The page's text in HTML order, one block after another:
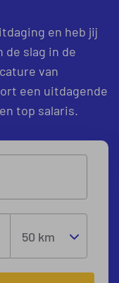
en heb jij
de slag in de
van
een uitdagende
top salaris.
vacatures.